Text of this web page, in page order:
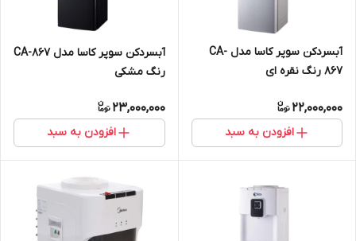
آبسردکن سوپر کاسا مدل CA-
867 رنگ نقره ای
22,000,000
افزودن به سبد
آبسردکن سوپر کاسا مدل CA-867
رنگ مشکی
23,000,000
افزودن به سبد